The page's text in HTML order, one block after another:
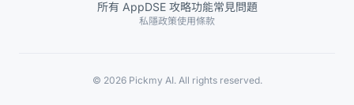
所有 AppDSE 攻略功能常見問題
私隱政策使用條款
© 2026 Pickmy AI. All rights reserved.